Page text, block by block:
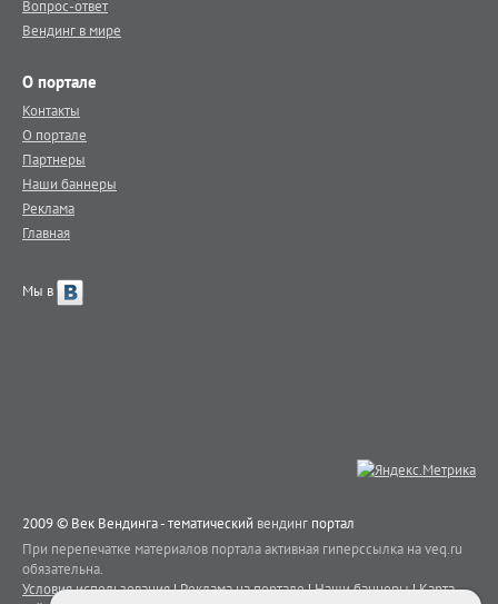
Вопрос-ответ
Вендинг в мире
О портале
Контакты
О портале
Партнеры
Наши баннеры
Реклама
Главная
Мы в
2009 © Век Вендинга - тематический вендинг портал
При перепечатке материалов портала активная гиперссылка на veq.ru
обязательна.
Условия использования|Реклама на портале|Наши баннеры|Карта